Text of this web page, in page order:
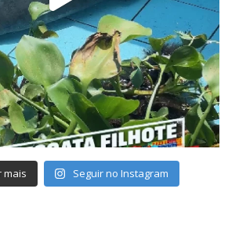
mais Seguir no Instagram